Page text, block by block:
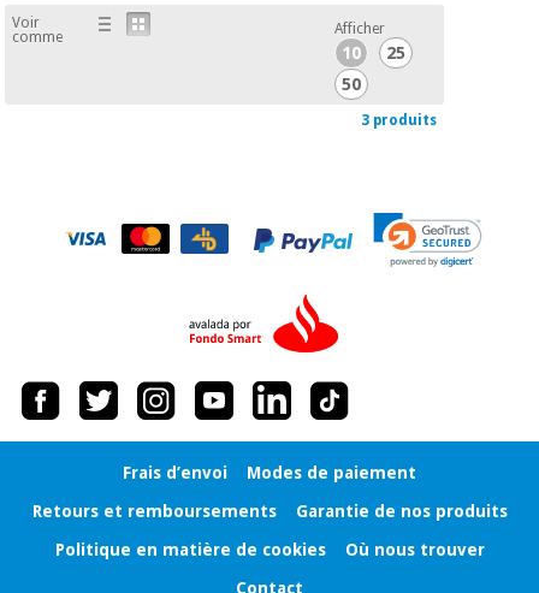
Voir
comme
Afficher
10
25
50
3 produits
Frais d’envoi
Modes de paiement
Retours et remboursements
Garantie de nos produits
Politique en matière de cookies
Où nous trouver
Contact